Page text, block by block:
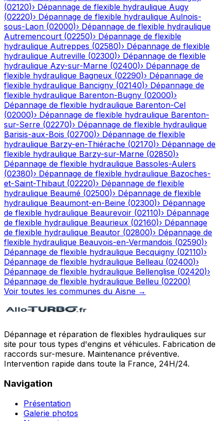
(02120)› Dépannage de flexible hydraulique Augy
(02220)› Dépannage de flexible hydraulique Aulnois-
sous-Laon (02000)› Dépannage de flexible hydraulique
Autremencourt (02250)› Dépannage de flexible
hydraulique Autreppes (02580)› Dépannage de flexible
hydraulique Autreville (02300)› Dépannage de flexible
hydraulique Azy-sur-Marne (02400)› Dépannage de
flexible hydraulique Bagneux (02290)› Dépannage de
flexible hydraulique Bancigny (02140)› Dépannage de
flexible hydraulique Barenton-Bugny (02000)›
Dépannage de flexible hydraulique Barenton-Cel
(02000)› Dépannage de flexible hydraulique Barenton-
sur-Serre (02270)› Dépannage de flexible hydraulique
Barisis-aux-Bois (02700)› Dépannage de flexible
hydraulique Barzy-en-Thiérache (02170)› Dépannage de
flexible hydraulique Barzy-sur-Marne (02850)›
Dépannage de flexible hydraulique Bassoles-Aulers
(02380)› Dépannage de flexible hydraulique Bazoches-
et-Saint-Thibaut (02220)› Dépannage de flexible
hydraulique Beaumé (02500)› Dépannage de flexible
hydraulique Beaumont-en-Beine (02300)› Dépannage
de flexible hydraulique Beaurevoir (02110)› Dépannage
de flexible hydraulique Beaurieux (02160)› Dépannage
de flexible hydraulique Beautor (02800)› Dépannage de
flexible hydraulique Beauvois-en-Vermandois (02590)›
Dépannage de flexible hydraulique Becquigny (02110)›
Dépannage de flexible hydraulique Belleau (02400)›
Dépannage de flexible hydraulique Bellenglise (02420)›
Dépannage de flexible hydraulique Belleu (02200)
Voir toutes les communes du Aisne →
Dépannage et réparation de flexibles hydrauliques sur
site pour tous types d'engins et véhicules. Fabrication de
raccords sur-mesure. Maintenance préventive.
Intervention rapide dans toute la France, 24H/24.
Navigation
Présentation
Galerie photos